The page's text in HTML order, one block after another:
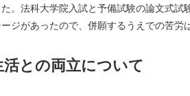
。法科大学院入試と予備試験の論文式
ジがあったので、併願するうえでの苦労
との両立について